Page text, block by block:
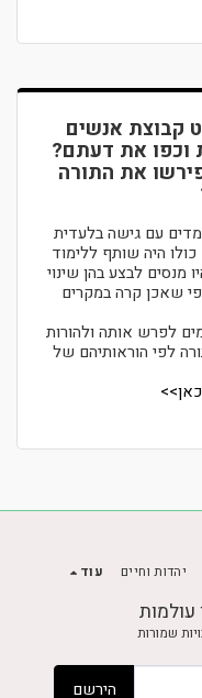
קבוצת אנשים
וכפו את דעתם?
את התורה
עם גישה בלעדית
היה שותף ללימוד
מנסים לבצע בהן שינוי
שאכן קרה במקרים
לפרש אותה ולהורות
לפי הוראותיהם של
כאן>>
עולמות
יהדות וחיים עוד
הירשם